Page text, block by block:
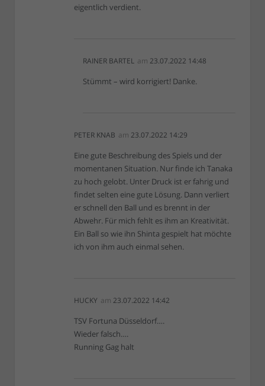
eigentlich verdient.
RAINER BARTEL am 23.07.2022 14:48
Stümmt – wird korrigiert! Danke.
PETER KNAB am 23.07.2022 14:29
Eine gute Beschreibung des Spiels und der
momentanen Situation. Nur finde ich Tanaka
zu hoch gelobt. Unter Druck ist er fahrig und
findet selten eine gute Lösung. Dann verliert
er schnell den Ball und es brennt in der
Abwehr. Für mich fehlt es ihm an Kreativität.
Ein Ball so wie ihn Shinta gespielt hat möchte
ich von ihm auch einmal sehen.
HUCKY am 23.07.2022 14:42
TSV Fortuna Düsseldorf….
Wieder falsch….
Running Gag halt